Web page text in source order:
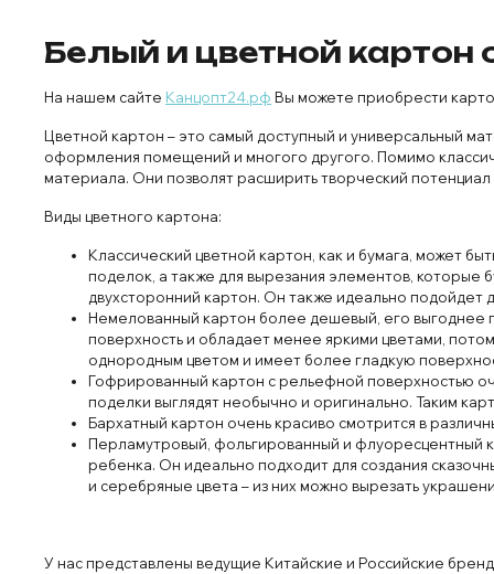
Белый и цветной картон
На нашем сайте Канцопт24.рф Вы можете приобрести
Цветной картон – это самый доступный и универсальный
оформления помещений и многого другого. Помимо
материала. Они позволят расширить творческий
Виды цветного картона:
Классический цветной картон, как и бумага, может
поделок, а также для вырезания элементов, которые
двухсторонний картон. Он также идеально подойдет
Немелованный картон более дешевый, его выгоднее
поверхность и обладает менее яркими цветами,
однородным цветом и имеет более гладкую
Гофрированный картон с рельефной поверхностью
поделки выглядят необычно и оригинально. Таким
Бархатный картон очень красиво смотрится в
Перламутровый, фольгированный и флуоресцентный
ребенка. Он идеально подходит для создания
и серебряные цвета – из них можно вырезать
У нас представлены ведущие Китайские и Российские